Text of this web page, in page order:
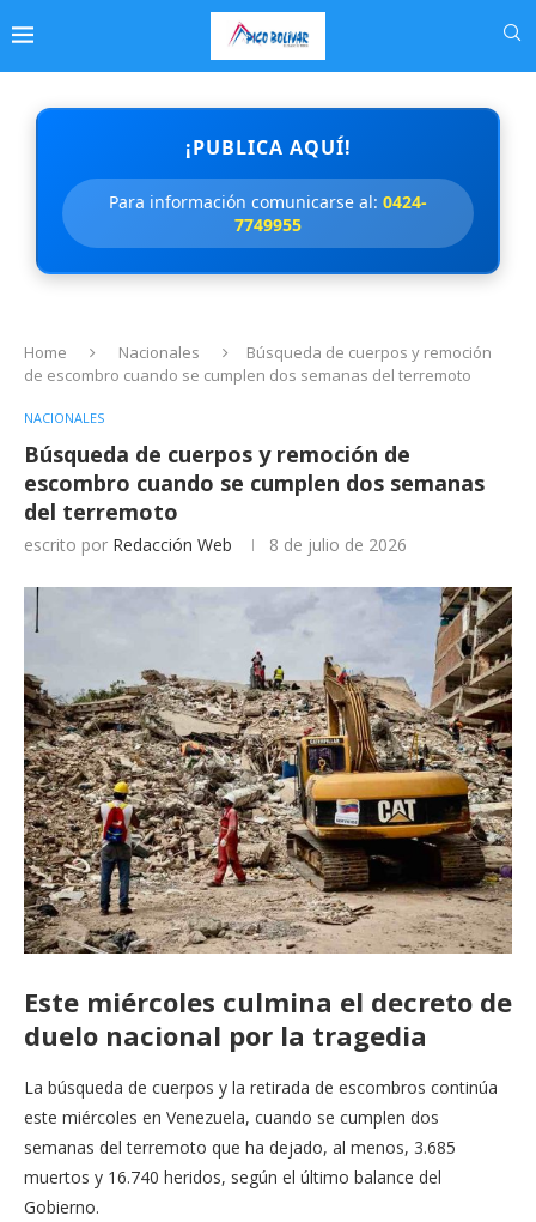
¡PUBLICA AQUÍ!
Para información comunicarse al: 0424-
7749955
Home Nacionales
Búsqueda de cuerpos y remoción
de escombro cuando se cumplen dos semanas del terremoto
NACIONALES
Búsqueda de cuerpos y remoción de
escombro cuando se cumplen dos semanas
del terremoto
escrito por Redacción Web 8 de julio de 2026
Este miércoles culmina el decreto de
duelo nacional por la tragedia
La búsqueda de cuerpos y la retirada de escombros continúa
este miércoles en Venezuela, cuando se cumplen dos
semanas del terremoto que ha dejado, al menos, 3.685
muertos y 16.740 heridos, según el último balance del
Gobierno.